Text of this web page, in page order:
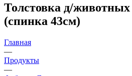
Толстовка д/
(спинка 43см)
Главная
—
Продукты
—